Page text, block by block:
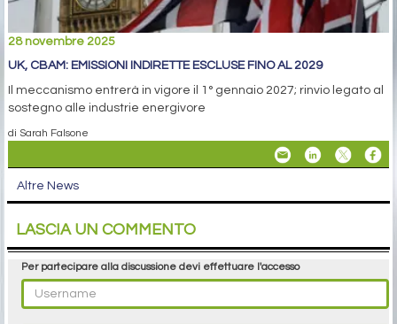
28 novembre 2025
UK, CBAM: EMISSIONI INDIRETTE ESCLUSE FINO AL 2029
Il meccanismo entrerà in vigore il 1° gennaio 2027; rinvio legato al
sostegno alle industrie energivore
di Sarah Falsone
Altre News
LASCIA UN COMMENTO
Per partecipare alla discussione devi effettuare l'accesso